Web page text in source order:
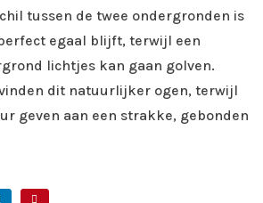
tussen de twee ondergronden is
egaal blijft, terwijl een
lichtjes kan gaan golven.
dit natuurlijker ogen, terwijl
geven aan een strakke, gebonden